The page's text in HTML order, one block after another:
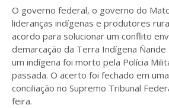
O governo federal, o governo do
lideranças indígenas e produtores
acordo para solucionar um conflito
demarcação da Terra Indígena Ñande
um indígena foi morto pela Polícia
passada. O acerto foi fechado em
conciliação no Supremo Tribunal
feira.